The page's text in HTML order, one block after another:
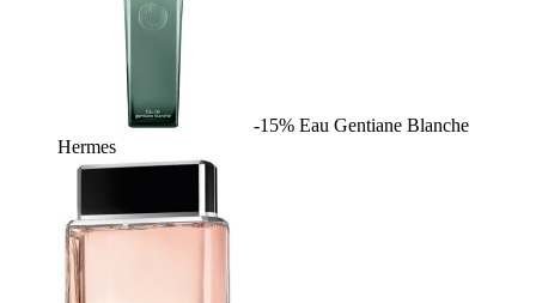
-15% Eau Gentiane Blanche
Hermes